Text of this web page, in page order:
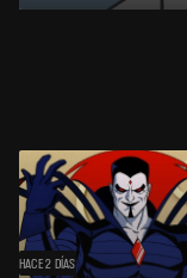
HACE 2 DÍAS